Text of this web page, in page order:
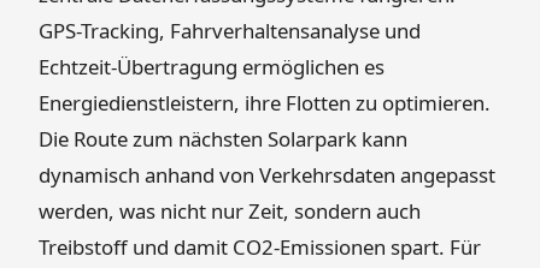
GPS-Tracking, Fahrverhaltensanalyse und
Echtzeit-Übertragung ermöglichen es
Energiedienstleistern, ihre Flotten zu optimieren.
Die Route zum nächsten Solarpark kann
dynamisch anhand von Verkehrsdaten angepasst
werden, was nicht nur Zeit, sondern auch
Treibstoff und damit CO2-Emissionen spart. Für